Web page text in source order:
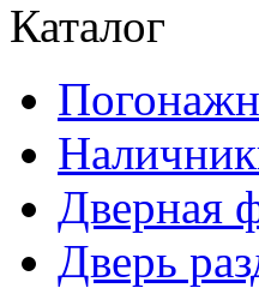
Каталог
Дверная
Дверь